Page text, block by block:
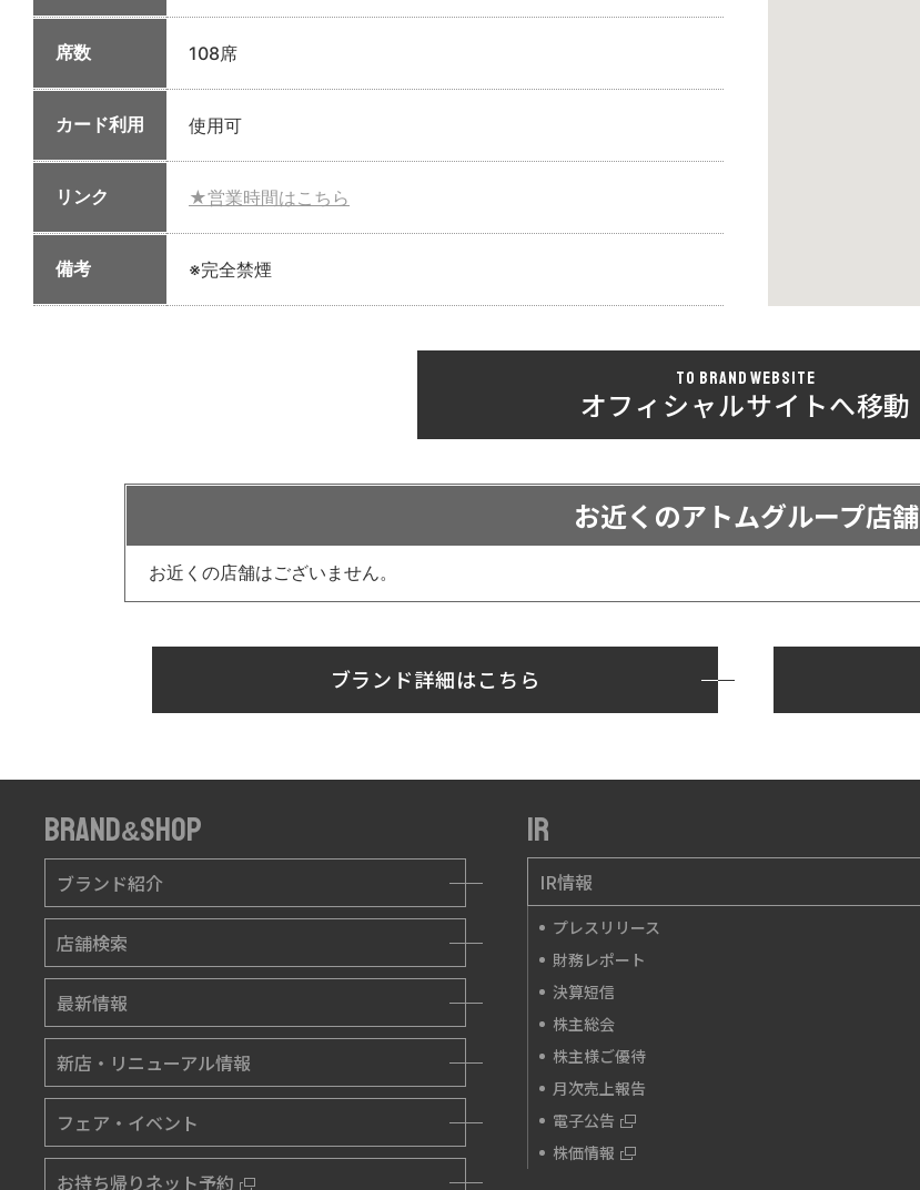
席数 108席
カード利用 使用可
リンク ★営業時間はこちら
備考 ※完全禁煙
TO BRAND WEBSITE
オフィシャルサイトへ移動
お近くのアトムグループ店舗
お近くの店舗はございません。
ブランド詳細はこちら
BRAND&SHOP
ブランド紹介
店舗検索
最新情報
新店・リニューアル情報
フェア・イベント
お持ち帰りネット予約
IR
IR情報
プレスリリース
財務レポート
決算短信
株主総会
株主様ご優待
月次売上報告
電子公告
株価情報